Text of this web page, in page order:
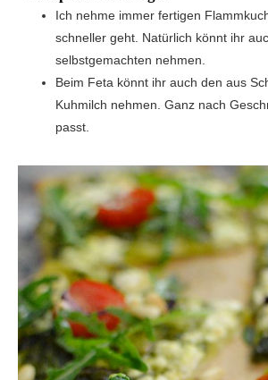
Ich nehme immer fertigen
schneller geht. Natürlich könnt ihr
selbstgemachten nehmen.
Beim Feta könnt ihr auch den aus
Kuhmilch nehmen. Ganz nach
passt.